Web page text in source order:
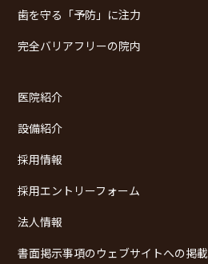
歯を守る「予防」に注力
完全バリアフリーの院内
医院紹介
設備紹介
採用情報
採用エントリーフォーム
法人情報
書面掲示事項のウェブサイトへの掲載